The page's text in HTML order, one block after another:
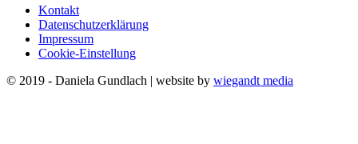
Kontakt
Datenschutzerklärung
Impressum
Cookie-Einstellung
© 2019 - Daniela Gundlach | website by wiegandt media